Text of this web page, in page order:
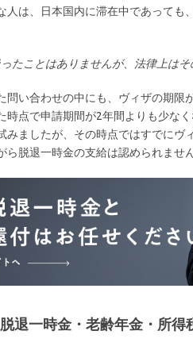
人は、日本国内に滞在中であっても
たことはありませんが、法律上はそ
問い合わせの中にも、ヴィザの期限
時点で申請期間が2年間よりも少な
みましたが、その時点ではすでにヴ
ら脱退一時金の支給は認められませ
退一時金・老齢年金・所得